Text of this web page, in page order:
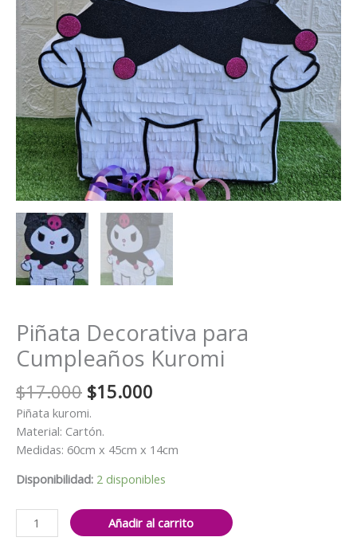
Piñata Decorativa para
Cumpleaños Kuromi
$17.000 El
precio
original
era:
$15.000
es:
Piñata kuromi.
Material: Cartón.
Medidas: 60cm x 45cm x 14cm
Disponibilidad: 2 disponibles
Piñata
Decorativa
Añadir al carrito